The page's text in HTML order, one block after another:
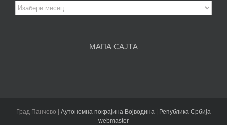
Архива
чланака
МАПА САЈТА
Град Панчево | Аутономна покрајина Војводина | Република Србија
webmaster